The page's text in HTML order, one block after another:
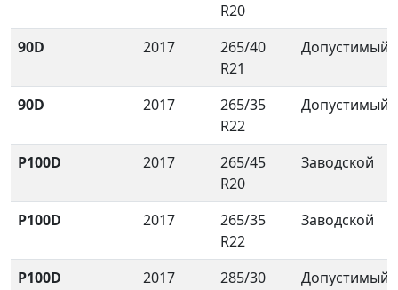
R20
90D 2017
265/40
R21
Допустимый
90D 2017
265/35
R22
Допустимый
P100D 2017
265/45
R20
Заводской
P100D 2017
265/35
R22
Заводской
P100D 2017
285/30
Допустимый